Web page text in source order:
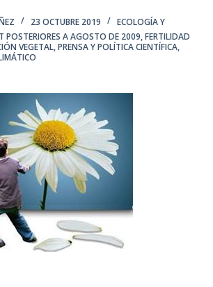
23 OCTUBRE 2019
ECOLOGÍA Y
POSTERIORES A AGOSTO DE 2009,FERTILIDAD
VEGETAL,PRENSA Y POLÍTICA CIENTÍFICA,